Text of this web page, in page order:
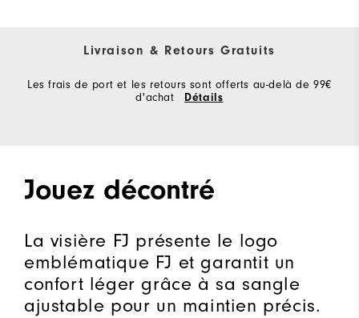
Livraison & Retours Gratuits
Les frais de port et les retours sont offerts au-delà de 99€
d'achat
Détails
Jouez décontré
La visière FJ présente le logo
emblématique FJ et garantit un
confort léger grâce à sa sangle
ajustable pour un maintien précis.